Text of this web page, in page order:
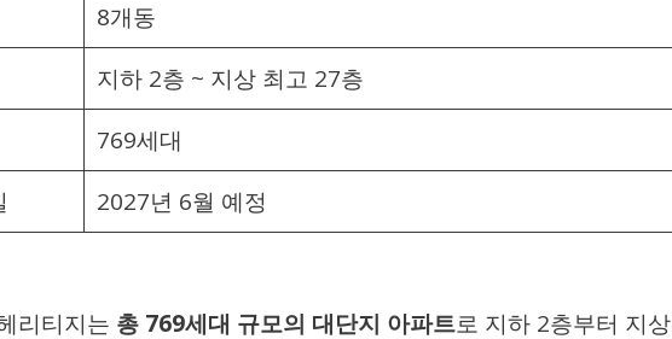
8개동
지하 2층 ~ 지상 최고 27층
769세대
2027년 6월 예정
리티지는 총 769세대 규모의 대단지 아파트로 지하 2층부터 지상